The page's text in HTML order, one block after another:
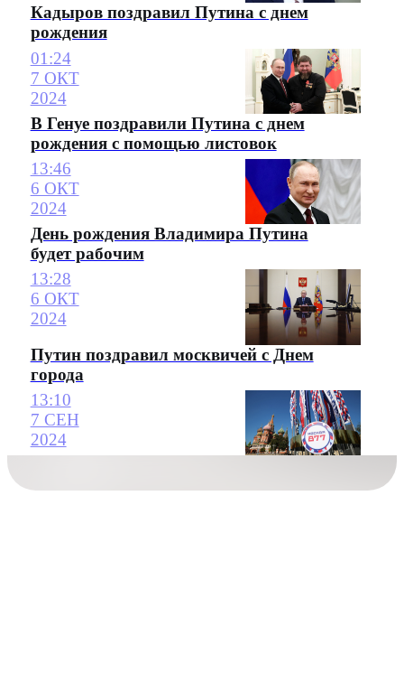
Кадыров поздравил Путина с днем
рождения
01:24
7 ОКТ
2024
В Генуе поздравили Путина с днем
рождения с помощью листовок
13:46
6 ОКТ
2024
День рождения Владимира Путина
будет рабочим
13:28
6 ОКТ
2024
Путин поздравил москвичей с Днем
города
13:10
7 СЕН
2024